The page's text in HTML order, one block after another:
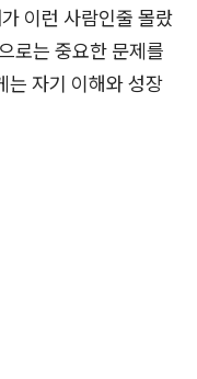
이런 사람인줄 몰랐
로는 중요한 문제를
는 자기 이해와 성장